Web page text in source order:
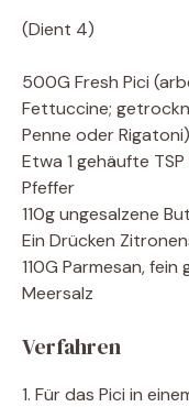
(Dient 4)
500G Fresh Pici
Fettuccine;
Penne oder Rigatoni)
Etwa 1 gehäufte
Pfeffer
110g ungesalzene
Ein Drücken
110G Parmesan, fein
Meersalz
Verfahren
1. Für das Pici in